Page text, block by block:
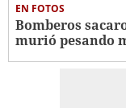
EN FOTOS
Bomberos
murió pesando